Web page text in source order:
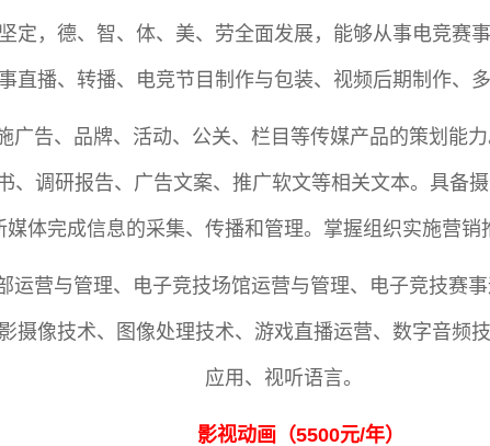
定，德、智、体、美、劳全面发展，能够从事电竞赛
直播、转播、电竞节目制作与包装、视频后期制作、
广告、品牌、活动、公关、栏目等传媒产品的策划能
、调研报告、广告文案、推广软文等相关文本。具备
体完成信息的采集、传播和管理。掌握组织实施营销
运营与管理、电子竞技场馆运营与管理、电子竞技赛
摄像技术、图像处理技术、游戏直播运营、数字音频
应用、视听语言。
影视动画（5500元/年）